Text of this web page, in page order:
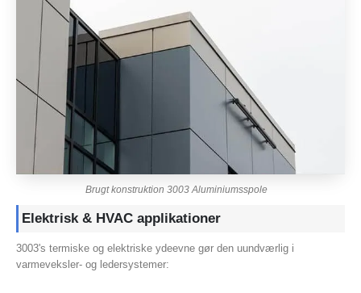
Brugt konstruktion 3003 Aluminiumsspole
Elektrisk & HVAC applikationer
3003's termiske og elektriske ydeevne gør den uundværlig i
varmeveksler- og ledersystemer: